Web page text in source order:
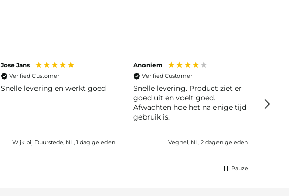
Jose Jans
Verified Customer
Snelle levering en werkt goed
Wijk bij Duurstede, NL, 1 dag geleden
Anoniem
Verified Customer
Snelle levering. Product ziet er
goed uit en voelt goed.
Afwachten hoe het na enige tijd
gebruik is.
Veghel, NL, 2 dagen geleden
Pauze